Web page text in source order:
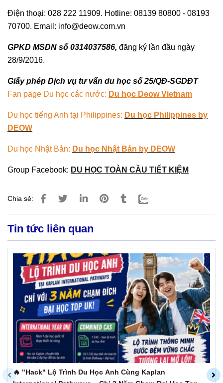
Điện thoại: 028 222 11909. Hotline: 08139 80800 - 08193
70700. Email: info@deow.com.vn
GPKD MSDN số 0314037586, đăng ký lần đầu ngày
28/9/2016.
Giấy phép Dịch vụ tư vấn du học số 25/QĐ-SGDĐT
Fan page Du học các nước: Du học Deow Vietnam
Du học tiếng Anh tại Philippines: Du học Philippines by
DEOW
Du học Nhật Bản: Du học Nhật Bản by DEOW
Group Facebook: DU HỌC TOÀN CẦU TIẾT KIỆM
Chia sẻ:
Tin tức liên quan
🔥 "Hack" Lộ Trình Du Học Anh Cùng Kaplan